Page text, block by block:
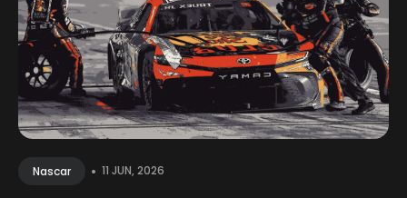
Nascar • 11 JUN, 2026